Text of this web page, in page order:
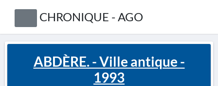
CHRONIQUE - AGO
ABDÈRE. - Ville antique -
1993